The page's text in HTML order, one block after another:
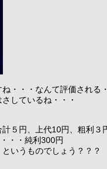
・・・なんて評価される
しているね・・・
５円、上代10円、粗利３
・・純利300円
いうものでしょう？？？